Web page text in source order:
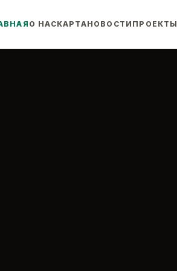
О НАСКАРТАНОВОСТИ ПРОЕКТЫ